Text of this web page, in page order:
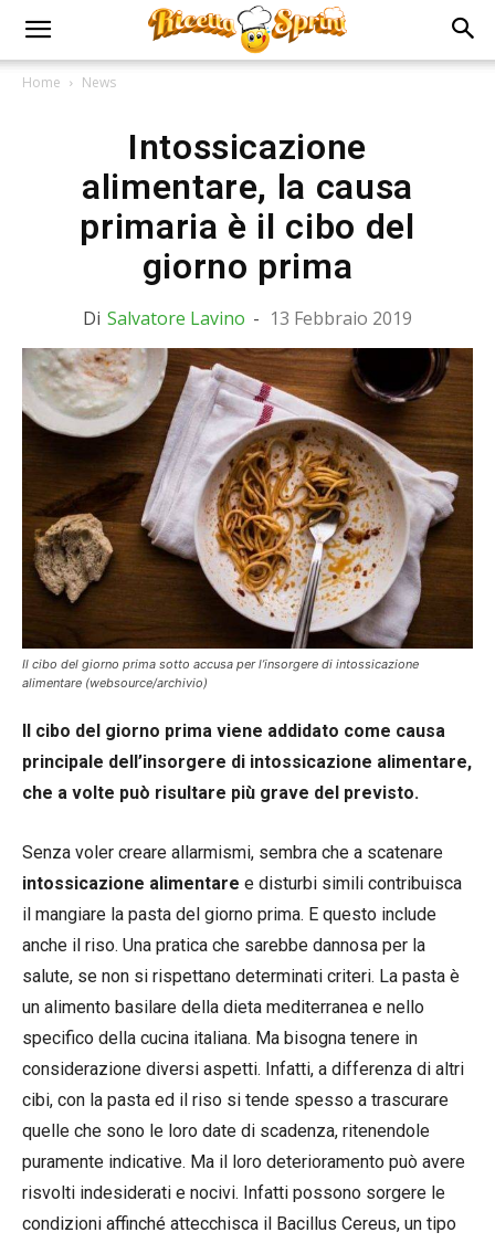
Home News
Intossicazione
alimentare, la causa
primaria è il cibo del
giorno prima
Di Salvatore Lavino - 13 Febbraio 2019
Il cibo del giorno prima sotto accusa per l’insorgere di intossicazione
alimentare (websource/archivio)
Il cibo del giorno prima viene addidato come causa
principale dell’insorgere di intossicazione alimentare,
che a volte può risultare più grave del previsto.
Senza voler creare allarmismi, sembra che a scatenare
intossicazione alimentare e disturbi simili contribuisca
il mangiare la pasta del giorno prima. E questo include
anche il riso. Una pratica che sarebbe dannosa per la
salute, se non si rispettano determinati criteri. La pasta è
un alimento basilare della dieta mediterranea e nello
specifico della cucina italiana. Ma bisogna tenere in
considerazione diversi aspetti. Infatti, a differenza di altri
cibi, con la pasta ed il riso si tende spesso a trascurare
quelle che sono le loro date di scadenza, ritenendole
puramente indicative. Ma il loro deterioramento può avere
risvolti indesiderati e nocivi. Infatti possono sorgere le
condizioni affinché attecchisca il Bacillus Cereus, un tipo